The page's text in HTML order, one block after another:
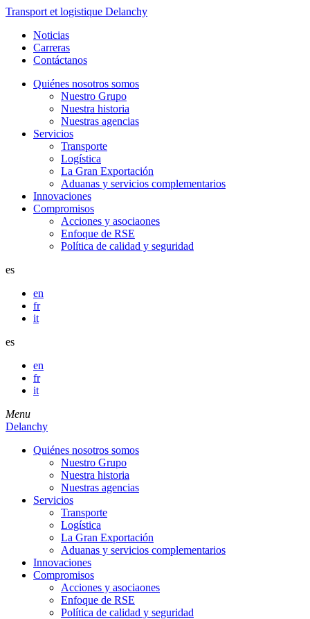
Transport et logistique Delanchy
Noticias
Carreras
Contáctanos
Quiénes nosotros somos
Nuestro Grupo
Nuestra historia
Nuestras agencias
Servicios
Transporte
Logística
La Gran Exportación
Aduanas y servicios complementarios
Innovaciones
Compromisos
Acciones y asociaones
Enfoque de RSE
Política de calidad y seguridad
es
en
fr
it
es
en
fr
it
Menu
Delanchy
Quiénes nosotros somos
Nuestro Grupo
Nuestra historia
Nuestras agencias
Servicios
Transporte
Logística
La Gran Exportación
Aduanas y servicios complementarios
Innovaciones
Compromisos
Acciones y asociaones
Enfoque de RSE
Política de calidad y seguridad